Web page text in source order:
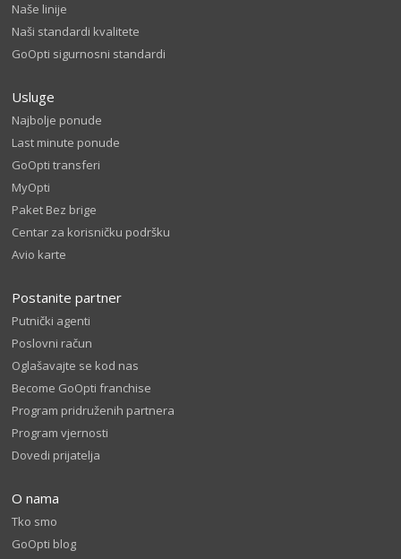
Naše linije
Naši standardi kvalitete
GoOpti sigurnosni standardi
Usluge
Najbolje ponude
Last minute ponude
GoOpti transferi
MyOpti
Paket Bez brige
Centar za korisničku podršku
Avio karte
Postanite partner
Putnički agenti
Poslovni račun
Oglašavajte se kod nas
Become GoOpti franchise
Program pridruženih partnera
Program vjernosti
Dovedi prijatelja
O nama
Tko smo
GoOpti blog